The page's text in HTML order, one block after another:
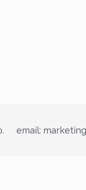
o. email: